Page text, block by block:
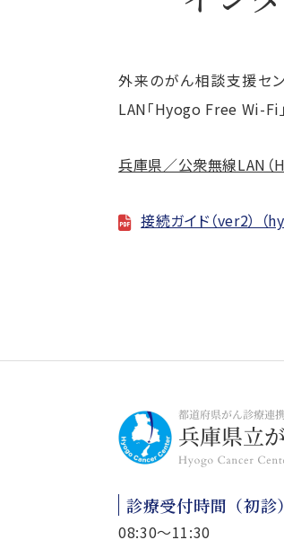
外来のがん相談支援セ
LAN「Hyogo Free Wi-Fi
兵庫県／公衆無線LAN（
接続ガイド（ver2） （
診療受付時間（初診）
08:30～11:30